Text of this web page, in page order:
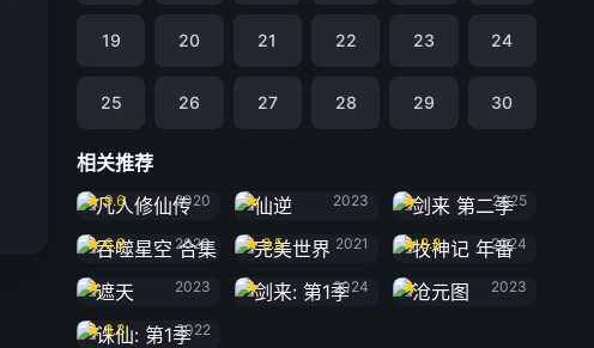
19 20 21 22 23 24
25 26 27 28 29 30
相关推荐
凡人修仙传
9.6
2020
2023
2025
吞噬星空 合集
6.8
2020
完美世界
8.5
2021
牧神记 年番
8.8
2024
遮天
2023
剑来: 第1季
2024
沧元图
2023
诛仙: 第1季
8.3
2022